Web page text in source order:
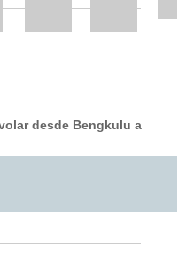
desde Bengkulu a